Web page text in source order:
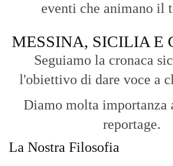
eventi che animano il
MESSINA, SICILIA E
Seguiamo la cronaca
l'obiettivo di dare voce a
Diamo molta importanza
reportage.
La Nostra Filosofia